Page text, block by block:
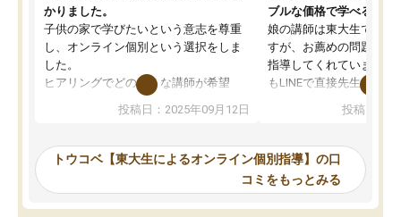
かりました。
子供の家で学びたいという意志を尊重
し、オンライン個別という選択をしま
した。
ヒアリングでどのような講師が希望
か、オプションは付帯するかなど選ぶ
事が出来ました。
ーティングを行い、その講師で良いか
見てから講師を決定する事ができま
す。
投稿日：2025年09月12日
ブルな価格で学べる
娘の講師は東大生では無
すが、お薦めの問題集や
指導してくれています。
もLINEで直接先生に質問
めれるので、個人に合
いなのがあり(有料)、受
ことをどんなスケジュー
くか相談したのですが、
ち期待したものではなく
投稿日：
トウコベ【東大生によるオンライン個別指導】の口
コミをもっとみる